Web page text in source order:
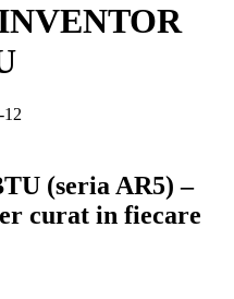
12
(seria AR5) –
curat in fiecare